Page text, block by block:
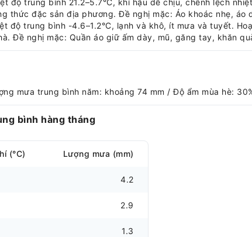
độ trung bình 21.2–5.7°C, khí hậu dễ chịu, chênh lệch
thức đặc sản địa phương. Đề nghị mặc: Áo khoác nhẹ, áo
độ trung bình -4.6–1.2°C, lạnh và khô, ít mưa và tuyết.
Đề nghị mặc: Quần áo giữ ấm dày, mũ, găng tay, khăn
mưa trung bình năm: khoảng 74 mm / Độ ẩm mùa hè:
bình hàng tháng
(°C) Lượng mưa (mm)
4.2
2.9
1.3